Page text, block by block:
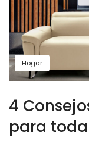
Hogar
4
para